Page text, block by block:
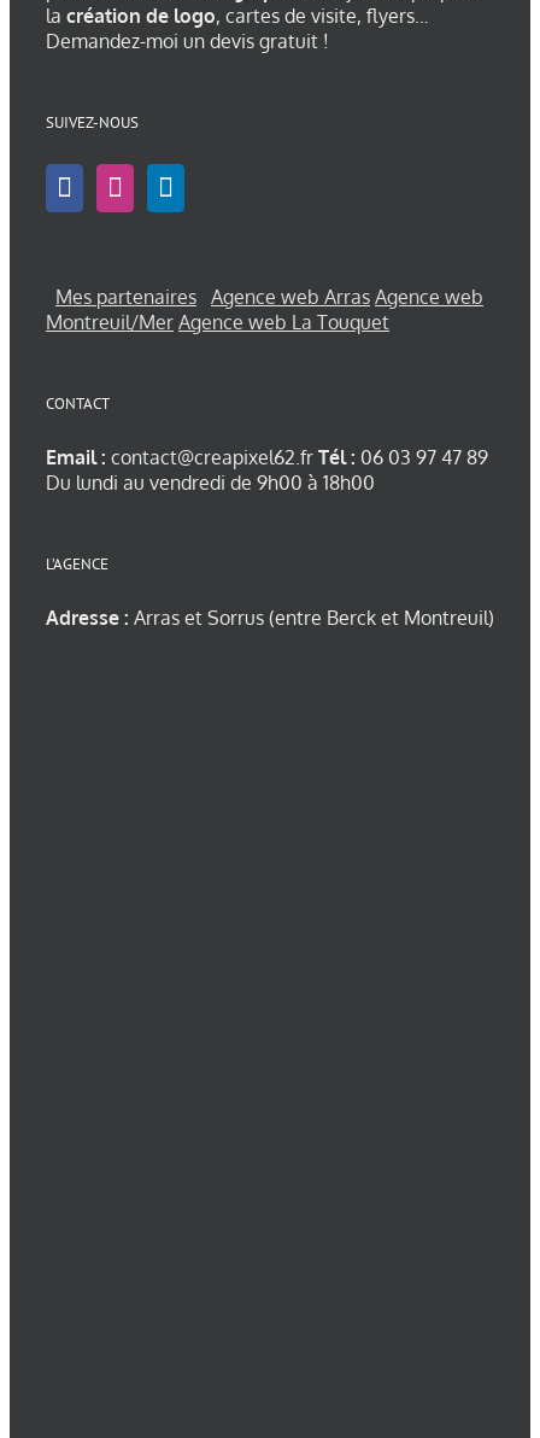
la création de logo, cartes de visite, flyers…
Demandez-moi un devis gratuit !
SUIVEZ-NOUS
Mes partenaires Agence web Arras Agence web
Montreuil/Mer Agence web La Touquet
CONTACT
Email : contact@creapixel62.fr Tél : 06 03 97 47 89
Du lundi au vendredi de 9h00 à 18h00
L’AGENCE
Adresse : Arras et Sorrus (entre Berck et Montreuil)